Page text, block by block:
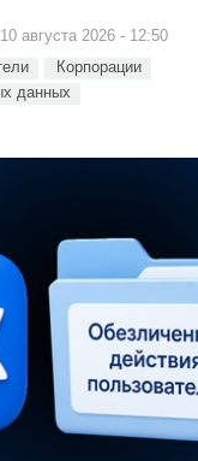
августа 2026 - 12:50
Корпорации
данных